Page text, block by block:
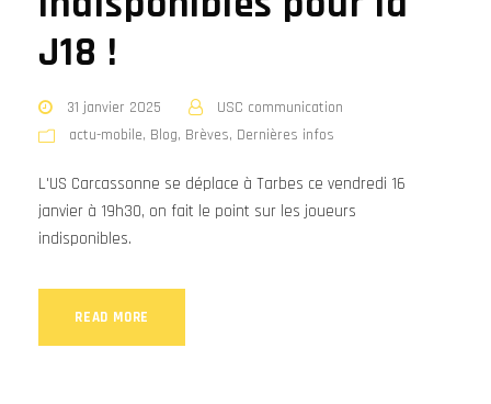
J18 !
31 janvier 2025
USC communication
actu-mobile, Blog, Brèves, Dernières infos
L'US Carcassonne se déplace à Tarbes ce vendredi 16
janvier à 19h30, on fait le point sur les joueurs
indisponibles.
READ MORE